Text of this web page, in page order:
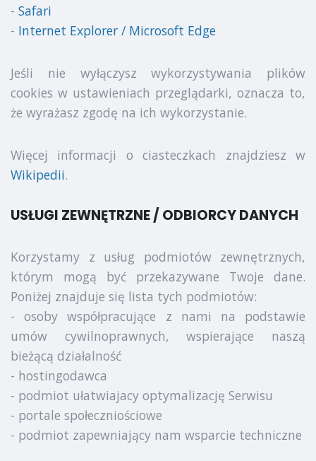
- Safari
- Internet Explorer / Microsoft Edge
Jeśli nie wyłączysz wykorzystywania plików
cookies w ustawieniach przeglądarki, oznacza to,
że wyrażasz zgodę na ich wykorzystanie.
Więcej informacji o ciasteczkach znajdziesz w
Wikipedii.
USŁUGI ZEWNĘTRZNE / ODBIORCY DANYCH
Korzystamy z usług podmiotów zewnętrznych,
którym mogą być przekazywane Twoje dane.
Poniżej znajduje się lista tych podmiotów:
- osoby współpracujące z nami na podstawie
umów cywilnoprawnych, wspierające naszą
bieżącą działalność
- hostingodawca
- podmiot ułatwiajacy optymalizację Serwisu
- portale społeczniościowe
- podmiot zapewniający nam wsparcie techniczne